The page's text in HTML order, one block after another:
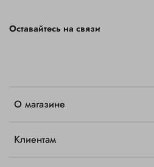
О магазине
Клиентам
Оставайтесь на связи